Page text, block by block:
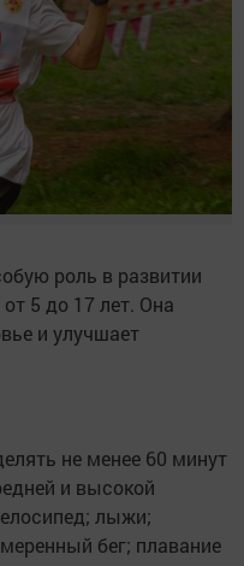
роль в развитии
5 до 17 лет. Она
и улучшает
не менее 60 минут
и высокой
лыжи;
бег; плавание